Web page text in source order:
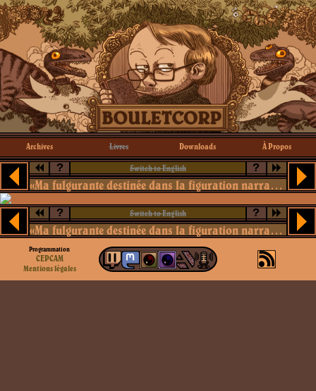
Archives Livres Downloads À Propos
? Switch to English ?
«Ma fulgurante destinée dans la figuration narrative»
? Switch to English ?
«Ma fulgurante destinée dans la figuration narrative»
Programmation
CEPCAM
Mentions légales